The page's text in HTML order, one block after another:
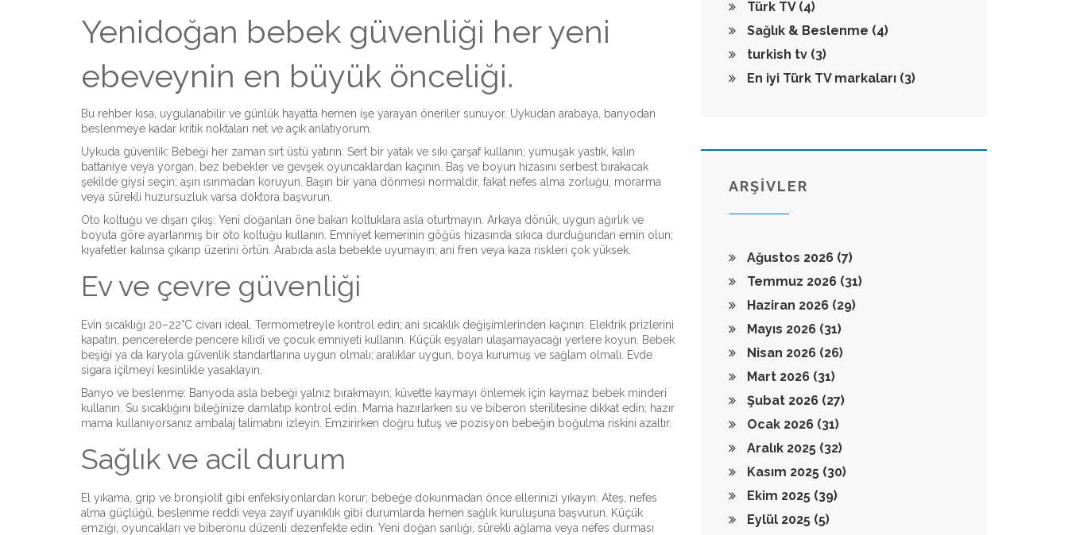
Yenidoğan bebek güvenliği her yeni
ebeveynin en büyük önceliği.
Bu rehber kısa, uygulanabilir ve günlük hayatta hemen işe yarayan öneriler sunuyor. Uykudan arabaya, banyodan
beslenmeye kadar kritik noktaları net ve açık anlatıyorum.
Uykuda güvenlik: Bebeği her zaman sırt üstü yatırın. Sert bir yatak ve sıkı çarşaf kullanın; yumuşak yastık, kalın
battaniye veya yorgan, bez bebekler ve gevşek oyuncaklardan kaçının. Baş ve boyun hizasını serbest bırakacak
şekilde giysi seçin; aşırı ısınmadan koruyun. Başın bir yana dönmesi normaldir, fakat nefes alma zorluğu, morarma
veya sürekli huzursuzluk varsa doktora başvurun.
Oto koltuğu ve dışarı çıkış: Yeni doğanları öne bakan koltuklara asla oturtmayın. Arkaya dönük, uygun ağırlık ve
boyuta göre ayarlanmış bir oto koltuğu kullanın. Emniyet kemerinin göğüs hizasında sıkıca durduğundan emin olun;
kıyafetler kalınsa çıkarıp üzerini örtün. Arabıda asla bebekle uyumayın; ani fren veya kaza riskleri çok yüksek.
Ev ve çevre güvenliği
Evin sıcaklığı 20–22°C civarı ideal. Termometreyle kontrol edin; ani sıcaklık değişimlerinden kaçının. Elektrik prizlerini
kapatın, pencerelerde pencere kilidi ve çocuk emniyeti kullanın. Küçük eşyaları ulaşamayacağı yerlere koyun. Bebek
beşiği ya da karyola güvenlik standartlarına uygun olmalı; aralıklar uygun, boya kurumuş ve sağlam olmalı. Evde
sigara içilmeyi kesinlikle yasaklayın.
Banyo ve beslenme: Banyoda asla bebeği yalnız bırakmayın; küvette kaymayı önlemek için kaymaz bebek minderi
kullanın. Su sıcaklığını bileğinize damlatıp kontrol edin. Mama hazırlarken su ve biberon sterilitesine dikkat edin; hazır
mama kullanıyorsanız ambalaj talimatını izleyin. Emzirirken doğru tutuş ve pozisyon bebeğin boğulma riskini azaltır.
Sağlık ve acil durum
El yıkama, grip ve bronşiolit gibi enfeksiyonlardan korur; bebeğe dokunmadan önce ellerinizi yıkayın. Ateş, nefes
alma güçlüğü, beslenme reddi veya zayıf uyanıklık gibi durumlarda hemen sağlık kuruluşuna başvurun. Küçük
emziği, oyuncakları ve biberonu düzenli dezenfekte edin. Yeni doğan sarılığı, sürekli ağlama veya nefes durması
Türk TV (4)
Sağlık & Beslenme (4)
turkish tv (3)
En iyi Türk TV markaları (3)
ARŞİVLER
Ağustos 2026 (7)
Temmuz 2026 (31)
Haziran 2026 (29)
Mayıs 2026 (31)
Nisan 2026 (26)
Mart 2026 (31)
Şubat 2026 (27)
Ocak 2026 (31)
Aralık 2025 (32)
Kasım 2025 (30)
Ekim 2025 (39)
Eylül 2025 (5)